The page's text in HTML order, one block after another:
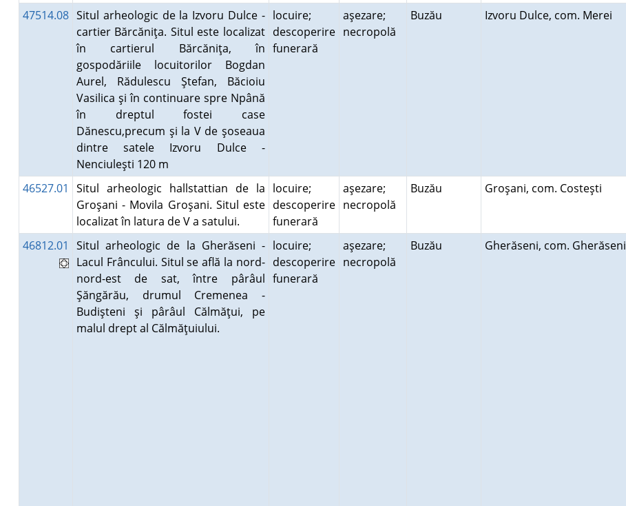
47514.08 Situl arheologic de la Izvoru Dulce -
cartier Bărcăniţa. Situl este localizat
în cartierul Bărcăniţa, în
gospodăriile locuitorilor Bogdan
Aurel, Rădulescu Ştefan, Băcioiu
Vasilica şi în continuare spre Npână
în dreptul fostei case
Dănescu,precum şi la V de şoseaua
dintre satele Izvoru Dulce -
Nenciuleşti 120 m
locuire;
descoperire
funerară
aşezare;
necropolă
Buzău Izvoru Dulce, com. Merei
46527.01
Situl arheologic hallstattian de la
Groşani - Movila Groşani. Situl este
localizat în latura de V a satului.
locuire;
descoperire
funerară
aşezare;
necropolă
Buzău Groşani, com. Costeşti
46812.01
Situl arheologic de la Gherăseni -
Lacul Frâncului. Situl se află la nord-
nord-est de sat, între pârâul
Şăngărău, drumul Cremenea -
Budişteni şi pârâul Călmăţui, pe
malul drept al Călmăţuiului.
locuire;
descoperire
funerară
aşezare;
necropolă
Buzău Gherăseni, com. Gherăseni